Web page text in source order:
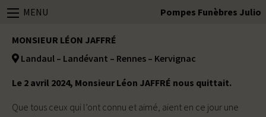
MENU Pompes Funèbres Julio
MONSIEUR LÉON JAFFRÉ
Landaul – Landévant – Rennes – Kervignac
Le 2 avril 2024, Monsieur Léon JAFFRÉ nous quittait.
Que tous ceux qui l’ont connu et aimé, aient en ce jour une